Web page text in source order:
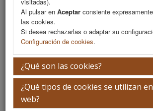
Al pulsar en Aceptar consiente
las cookies.
Si desea rechazarlas o adaptar su
Configuración de cookies.
¿Qué son las cookies?
¿Qué tipos de cookies se utilizan
web?
Programa Científico (PDF)
Cronograma Programa Científico
Normativa comunicaciones
Envío de comunicaciones
Descargar normativa